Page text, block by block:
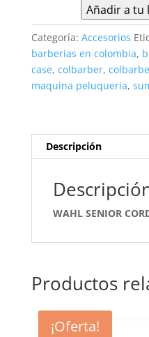
Añadir a tu
Categoría: Accesorios
barberias en colombia,
case, colbarber,
maquina peluqueria,
Descripción
WAHL SENIOR
Productos
¡Oferta!